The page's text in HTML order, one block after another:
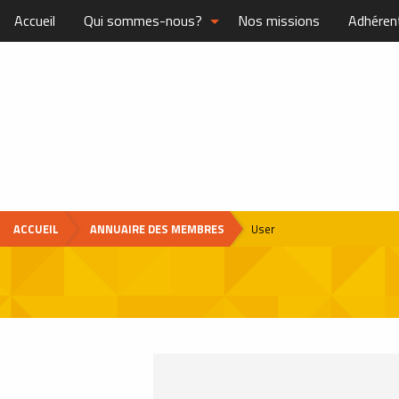
Accueil Qui sommes-nous? Nos missions
ACCUEIL ANNUAIRE DES MEMBRES User